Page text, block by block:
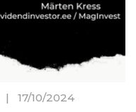
| 17/10/2024